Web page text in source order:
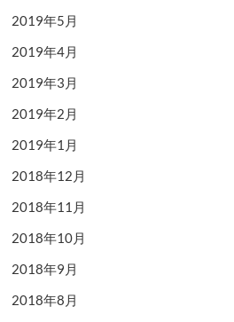
2019年5月
2019年4月
2019年3月
2019年2月
2019年1月
2018年12月
2018年11月
2018年10月
2018年9月
2018年8月